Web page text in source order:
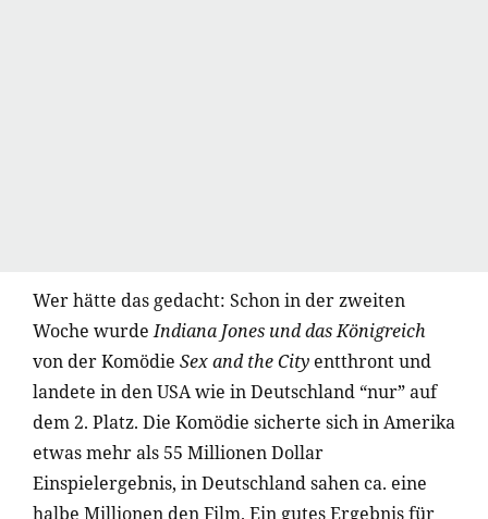
Wer hätte das gedacht: Schon in der zweiten
Woche wurdeIndiana Jones und das Königreich
von der Komödie Sex and the City entthront und
landete in den USA wie in Deutschland “nur” auf
dem 2. Platz. Die Komödie sicherte sich in Amerika
etwas mehr als 55 Millionen Dollar
Einspielergebnis, in Deutschland sahen ca. eine
halbe Millionen den Film. Ein gutes Ergebnis für